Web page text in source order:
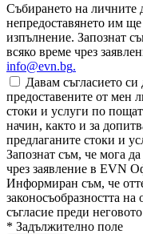
Събирането на личните
непредоставянето им
изпълнение. Запознат
всяко време чрез
info@evn.bg.
Давам съгласието си
предоставените от мен
стоки и услуги по
начин, както и за
предлаганите стоки и
Запознат съм, че мога
чрез заявление в EVN
Информиран съм, че
законосъобразността
съгласие преди
* Задължително поле